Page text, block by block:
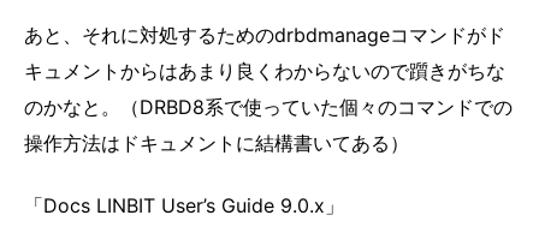
あと、それに対処するためのdrbdmanageコマンドがド
キュメントからはあまり良くわからないので躓きがちな
のかなと。（DRBD8系で使っていた個々のコマンドでの
操作方法はドキュメントに結構書いてある）
「Docs LINBIT User’s Guide 9.0.x」